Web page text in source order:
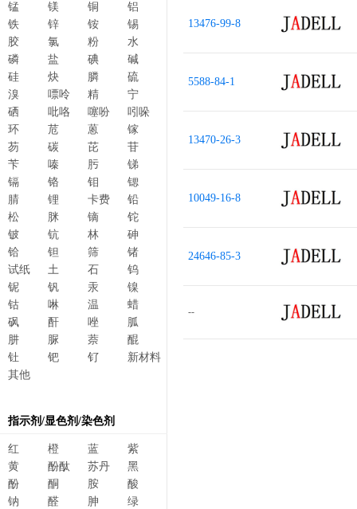
锰
镁 铜
铝
铁
锌 铵
锡
胶
氯 粉
水
磷
盐 碘
碱
硅
炔 膦
硫
溴
嘌呤 精
宁
硒
吡咯 噻吩
吲哚
环
苊 蒽
镓
芴
碳 芘
苷
苄
嗪 肟
锑
镉
铬 钼
锶
腈
锂 卡费
铅
松
脒 镝
铊
铍
钪 林
砷
铪
钽 筛
锗
试纸
土 石
钨
铌
钒 汞
镍
钴
啉 温
蜡
砜
酐 唑
胍
肼
脲 萘
醌
钍
钯 钌
新材料
其他
指示剂/显色剂/染色剂
红 橙 蓝
紫
黄
酚酞 苏丹
黑
酚
酮 胺
酸
钠
醛 胂
绿
13476-99-8
5588-84-1
13470-26-3
10049-16-8
24646-85-3
--